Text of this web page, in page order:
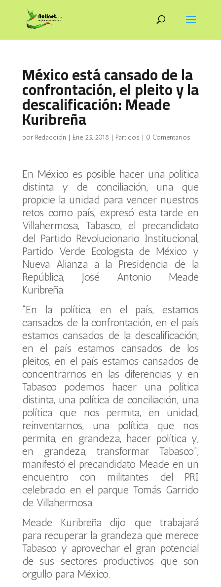
México está cansado de la
confrontación, el pleito y la
descalificación: Meade
Kuribreña
por Redacción | Ene 25, 2018 | Partidos | 0 Comentarios
En México es posible hacer una política
distinta y de conciliación, una que
propicie la unidad para vencer nuestros
retos como país, expresó esta tarde en
Villahermosa, Tabasco, el precandidato
del Partido Revolucionario Institucional,
Partido Verde Ecologista de México y
Nueva Alianza a la Presidencia de la
República, José Antonio Meade
Kuribreña.
“En la política, en el país, estamos
cansados de la confrontación, en el país
estamos cansados de la descalificación,
en el país estamos cansados de los
pleitos, en el país estamos cansados de
concentrarnos en las diferencias y en
Tabasco podemos hacer una política
distinta, una política de conciliación, una
política que nos permita, en unidad,
reinventarnos, una política que nos
permita, en grandeza, hacer política y,
en grandeza, transformar Tabasco”,
manifestó el precandidato Meade en un
encuentro con militantes del PRI
celebrado en el parque Tomás Garrido
de Villahermosa.
Meade Kuribreña dijo que trabajará
para recuperar la grandeza que merece
Tabasco y aprovechar el gran potencial
de sus sectores productivos que son
orgullo para México.